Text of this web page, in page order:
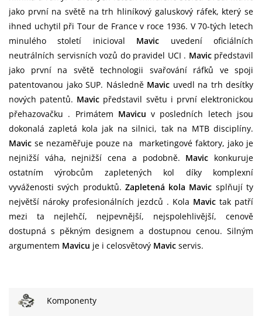
jako první na světě na trh hliníkový galuskový ráfek, který se
ihned uchytil při Tour de France v roce 1936. V 70-tých letech
minulého století inicioval Mavic uvedení oficiálních
neutrálních servisních vozů do pravidel UCI . Mavic představil
jako první na světě technologii svařování ráfků ve spoji
patentovanou jako SUP. Následně Mavic uvedl na trh desítky
nových patentů. Mavic představil světu i první elektronickou
přehazovačku . Primátem Mavicuv posledních letech jsou
dokonalá zapletá kola jak na silnici, tak na MTB disciplíny.
Mavicse nezaměřuje pouze na marketingové faktory, jako je
nejnižší váha, nejnižší cena a podobně. Mavic konkuruje
ostatním výrobcům zapletených kol díky komplexní
vyváženosti svých produktů. Zapletená kola Mavic splňují ty
největší nároky profesionálních jezdců . Kola Mavic tak patří
mezi ta nejlehčí, nejpevnější, nejspolehlivější, cenově
dostupná s pěkným designem a dostupnou cenou. Silným
argumentem Mavicu je i celosvětový Mavic servis.
Komponenty